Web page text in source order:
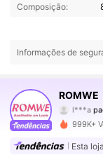
Composição:
Informações de
ROMWE
4,86
l***a
x***p
4,86
999K+
Esta